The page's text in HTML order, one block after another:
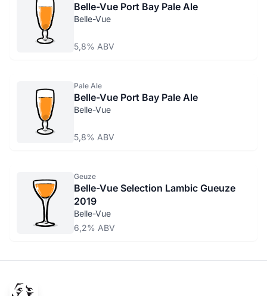
Belle-Vue Port Bay Pale Ale
Belle-Vue
5,8% ABV
Pale Ale
Belle-Vue Port Bay Pale Ale
Belle-Vue
5,8% ABV
Geuze
Belle-Vue Selection Lambic Gueuze
2019
Belle-Vue
6,2% ABV